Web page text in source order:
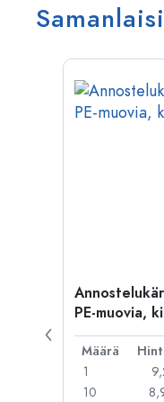
PE-muovia,
Määrä
1
10